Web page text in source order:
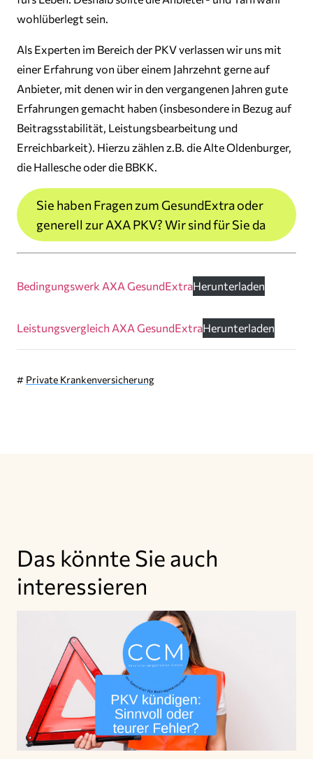
wohlüberlegt sein.
Als Experten im Bereich der PKV verlassen wir uns mit
einer Erfahrung von über einem Jahrzehnt gerne auf
Anbieter, mit denen wir in den vergangenen Jahren gute
Erfahrungen gemacht haben (insbesondere in Bezug auf
Beitragsstabilität, Leistungsbearbeitung und
Erreichbarkeit). Hierzu zählen z.B. die Alte Oldenburger,
die Hallesche oder die BBKK.
Sie haben Fragen zum GesundExtra oder
generell zur AXA PKV? Wir sind für Sie da
Bedingungswerk AXA GesundExtraHerunterladen
Leistungsvergleich AXA GesundExtraHerunterladen
# Private Krankenversicherung
Das könnte Sie auch
interessieren